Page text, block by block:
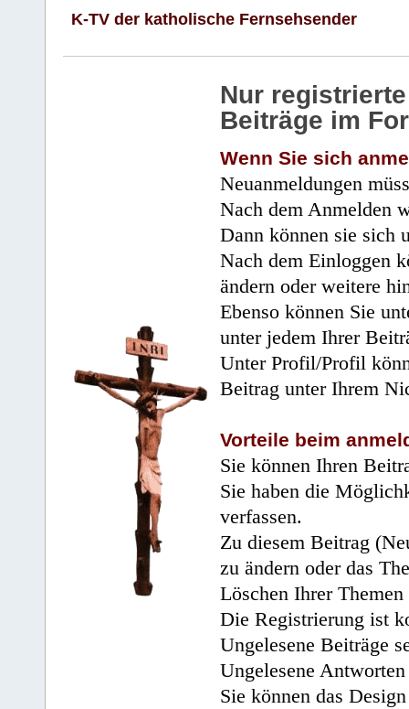
K-TV der katholische Fernsehsender
Nur
Beiträge im
Wenn Sie sich
Neuanmeldungen
Nach dem Anmelden
Dann können sie sich
Nach dem Einloggen
ändern oder weitere
Ebenso können Sie
unter jedem Ihrer
Unter Profil/Profil
Beitrag unter Ihrem
Vorteile beim
Sie können Ihren
Sie haben die
verfassen.
Zu diesem Beitrag
zu ändern oder das
Löschen Ihrer
Die Registrierung ist
Ungelesene Beiträge
Ungelesene
Sie können das